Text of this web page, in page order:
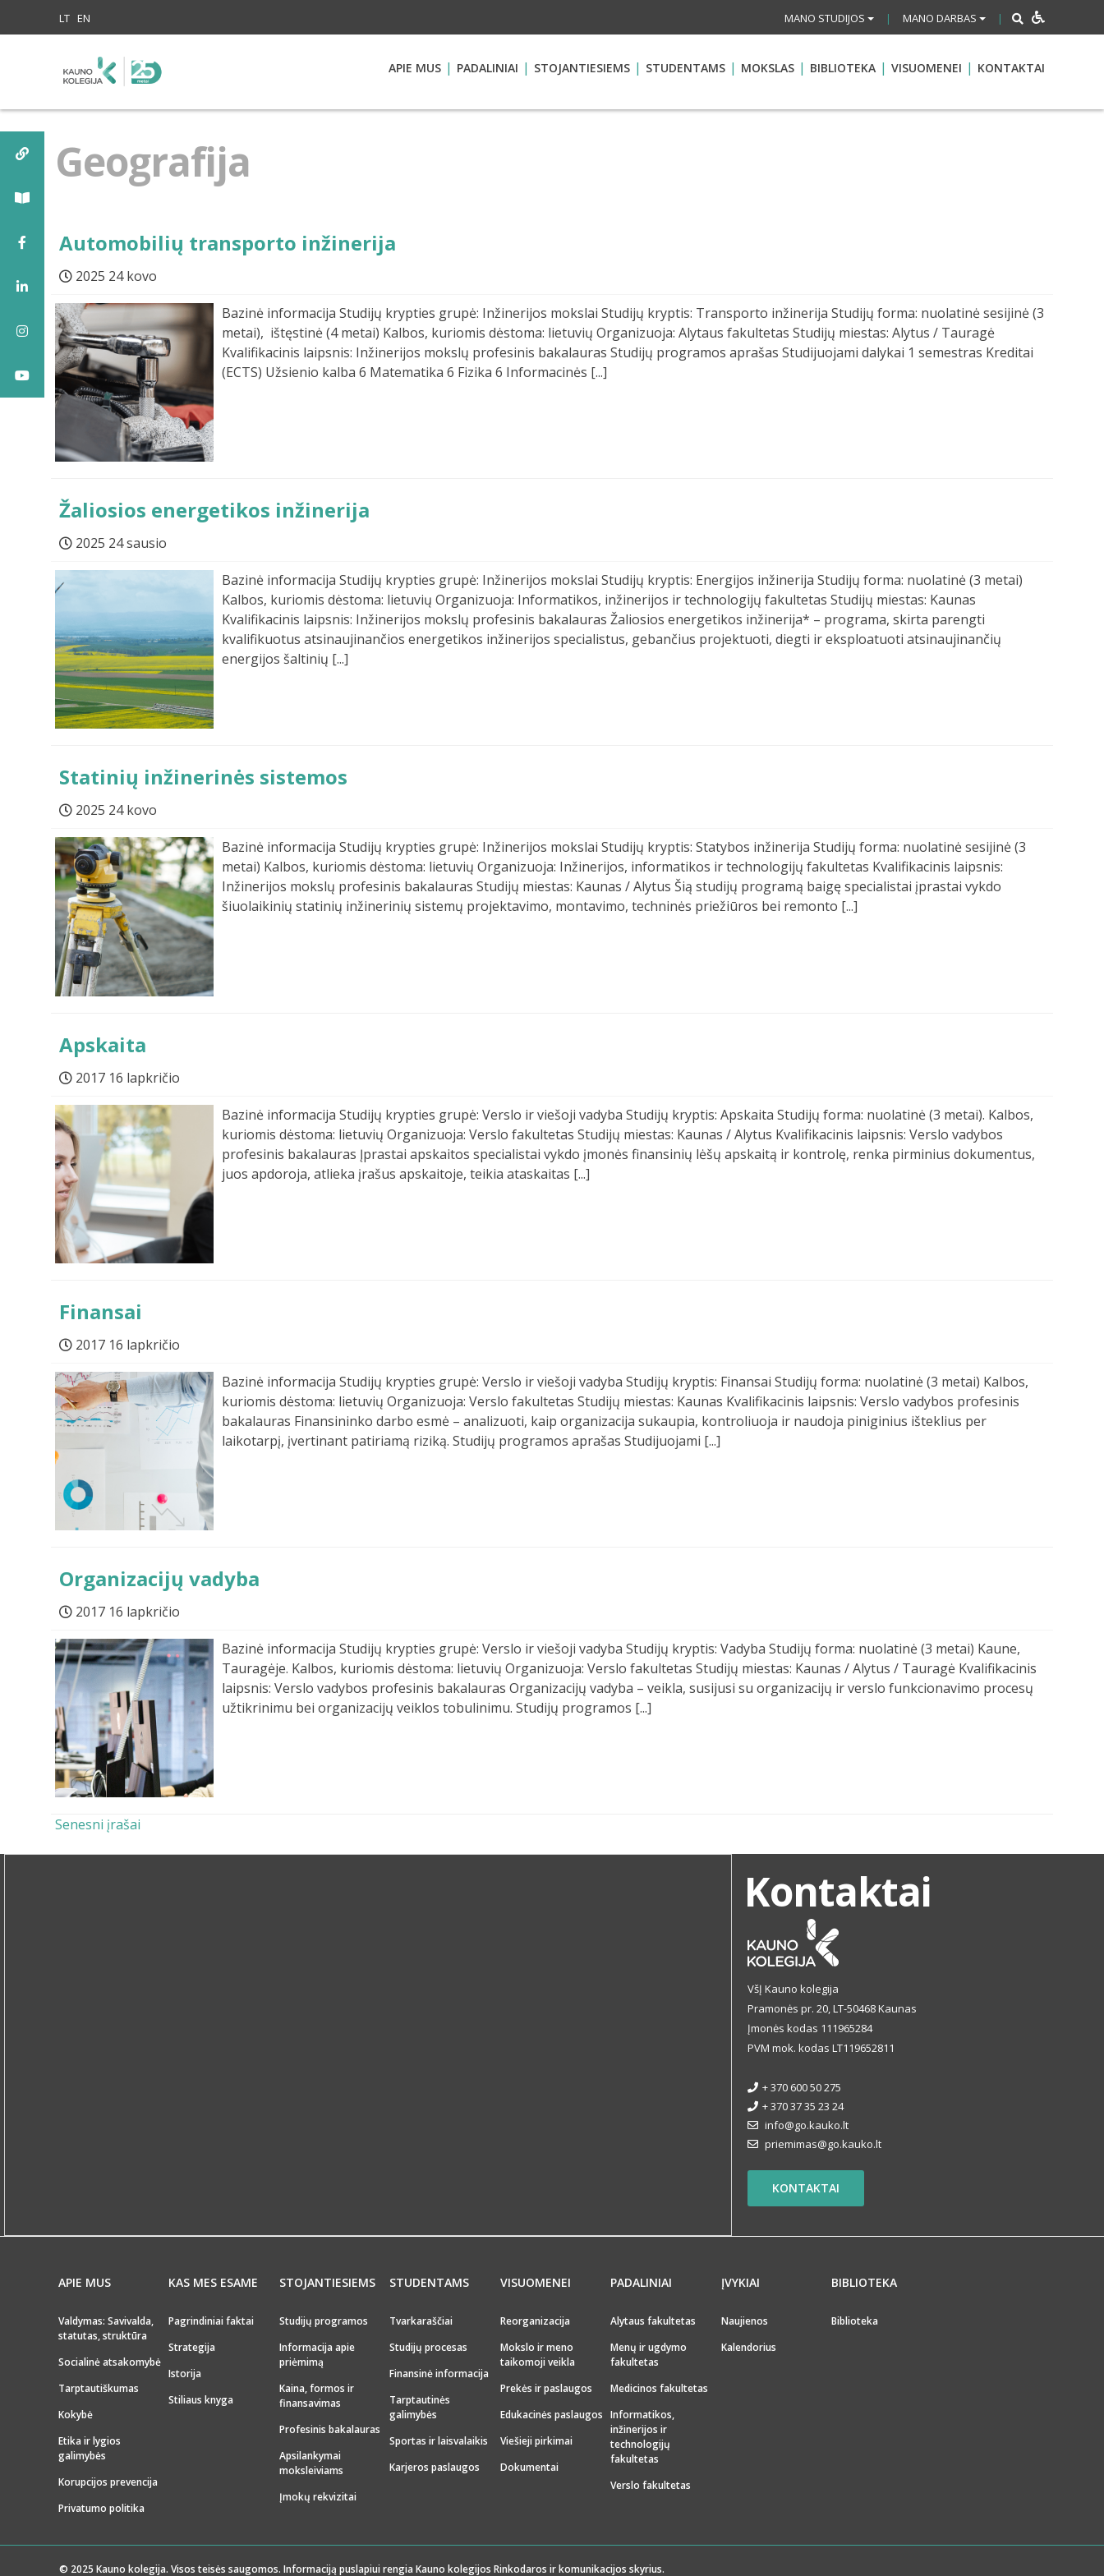
LT EN MANO STUDIJOS | MANO DARBAS |
APIE MUS PADALINIAI STOJANTIESIEMS STUDENTAMS MOKSLAS BIBLIOTEKA VISUOMENEI KONTAKTAI
Geografija
Automobilių transporto inžinerija
2025 24 kovo
Bazinė informacija Studijų krypties grupė: Inžinerijos mokslai Studijų kryptis: Transporto inžinerija Studijų forma: nuolatinė sesijinė (3
metai), ištęstinė (4 metai) Kalbos, kuriomis dėstoma: lietuvių Organizuoja: Alytaus fakultetas Studijų miestas: Alytus / Tauragė
Kvalifikacinis laipsnis: Inžinerijos mokslų profesinis bakalauras Studijų programos aprašas Studijuojami dalykai 1 semestras Kreditai
(ECTS) Užsienio kalba 6 Matematika 6 Fizika 6 Informacinės [...]
Žaliosios energetikos inžinerija
2025 24 sausio
Bazinė informacija Studijų krypties grupė: Inžinerijos mokslai Studijų kryptis: Energijos inžinerija Studijų forma: nuolatinė (3 metai)
Kalbos, kuriomis dėstoma: lietuvių Organizuoja: Informatikos, inžinerijos ir technologijų fakultetas Studijų miestas: Kaunas
Kvalifikacinis laipsnis: Inžinerijos mokslų profesinis bakalauras Žaliosios energetikos inžinerija* – programa, skirta parengti
kvalifikuotus atsinaujinančios energetikos inžinerijos specialistus, gebančius projektuoti, diegti ir eksploatuoti atsinaujinančių
energijos šaltinių [...]
Statinių inžinerinės sistemos
2025 24 kovo
Bazinė informacija Studijų krypties grupė: Inžinerijos mokslai Studijų kryptis: Statybos inžinerija Studijų forma: nuolatinė sesijinė (3
metai) Kalbos, kuriomis dėstoma: lietuvių Organizuoja: Inžinerijos, informatikos ir technologijų fakultetas Kvalifikacinis laipsnis:
Inžinerijos mokslų profesinis bakalauras Studijų miestas: Kaunas / Alytus Šią studijų programą baigę specialistai įprastai vykdo
šiuolaikinių statinių inžinerinių sistemų projektavimo, montavimo, techninės priežiūros bei remonto [...]
Apskaita
2017 16 lapkričio
Bazinė informacija Studijų krypties grupė: Verslo ir viešoji vadyba Studijų kryptis: Apskaita Studijų forma: nuolatinė (3 metai). Kalbos,
kuriomis dėstoma: lietuvių Organizuoja: Verslo fakultetas Studijų miestas: Kaunas / Alytus Kvalifikacinis laipsnis: Verslo vadybos
profesinis bakalauras Įprastai apskaitos specialistai vykdo įmonės finansinių lėšų apskaitą ir kontrolę, renka pirminius dokumentus,
juos apdoroja, atlieka įrašus apskaitoje, teikia ataskaitas [...]
Finansai
2017 16 lapkričio
Bazinė informacija Studijų krypties grupė: Verslo ir viešoji vadyba Studijų kryptis: Finansai Studijų forma: nuolatinė (3 metai) Kalbos,
kuriomis dėstoma: lietuvių Organizuoja: Verslo fakultetas Studijų miestas: Kaunas Kvalifikacinis laipsnis: Verslo vadybos profesinis
bakalauras Finansininko darbo esmė – analizuoti, kaip organizacija sukaupia, kontroliuoja ir naudoja piniginius išteklius per
laikotarpį, įvertinant patiriamą riziką. Studijų programos aprašas Studijuojami [...]
Organizacijų vadyba
2017 16 lapkričio
Bazinė informacija Studijų krypties grupė: Verslo ir viešoji vadyba Studijų kryptis: Vadyba Studijų forma: nuolatinė (3 metai) Kaune,
Tauragėje. Kalbos, kuriomis dėstoma: lietuvių Organizuoja: Verslo fakultetas Studijų miestas: Kaunas / Alytus / Tauragė Kvalifikacinis
laipsnis: Verslo vadybos profesinis bakalauras Organizacijų vadyba – veikla, susijusi su organizacijų ir verslo funkcionavimo procesų
užtikrinimu bei organizacijų veiklos tobulinimu. Studijų programos [...]
Navigacija tarp įrašų
Senesni įrašai
Kontaktai
VšĮ Kauno kolegija
Pramonės pr. 20, LT-50468 Kaunas
Įmonės kodas 111965284
PVM mok. kodas LT119652811
+ 370 600 50 275
+ 370 37 35 23 24
info@go.kauko.lt
priemimas@go.kauko.lt
KONTAKTAI
APIE MUS
Valdymas: Savivalda,
statutas, struktūra
Socialinė atsakomybė
Tarptautiškumas
Kokybė
Etika ir lygios
galimybės
Korupcijos prevencija
Privatumo politika
KAS MES ESAME
Pagrindiniai faktai
Strategija
Istorija
Stiliaus knyga
STOJANTIESIEMS
Studijų programos
Informacija apie
priėmimą
Kaina, formos ir
finansavimas
Profesinis bakalauras
Apsilankymai
moksleiviams
Įmokų rekvizitai
STUDENTAMS
Tvarkaraščiai
Studijų procesas
Finansinė informacija
Tarptautinės
galimybės
Sportas ir laisvalaikis
Karjeros paslaugos
VISUOMENEI
Reorganizacija
Mokslo ir meno
taikomoji veikla
Prekės ir paslaugos
Edukacinės paslaugos
Viešieji pirkimai
Dokumentai
PADALINIAI
Alytaus fakultetas
Menų ir ugdymo
fakultetas
Medicinos fakultetas
Informatikos,
inžinerijos ir
technologijų
fakultetas
Verslo fakultetas
ĮVYKIAI
Naujienos
Kalendorius
BIBLIOTEKA
Biblioteka
© 2025 Kauno kolegija. Visos teisės saugomos. Informaciją puslapiui rengia Kauno kolegijos Rinkodaros ir komunikacijos skyrius.